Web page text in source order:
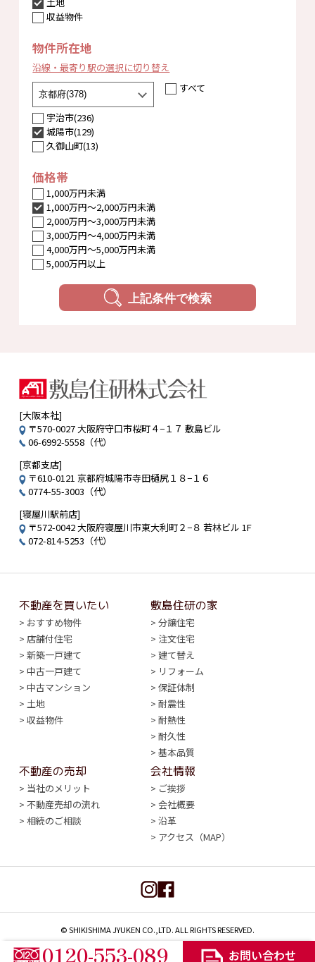
0120-553-089 お問い合わせ
土地
収益物件
物件所在地
沿線・最寄り駅の選択に切り替え
すべて
宇治市(236)
城陽市(129)
久御山町(13)
価格帯
1,000万円未満
1,000万円〜2,000万円未満
2,000万円〜3,000万円未満
3,000万円〜4,000万円未満
4,000万円〜5,000万円未満
5,000万円以上
上記条件で検索
[大阪本社]
〒570-0027 大阪府守口市桜町４−１７ 敷島ビル
06-6992-5558（代）
[京都支店]
〒610-0121 京都府城陽市寺田樋尻１８−１６
0774-55-3003（代）
[寝屋川駅前店]
〒572-0042 大阪府寝屋川市東大利町２−８ 若林ビル 1F
072-814-5253（代）
不動産を買いたい
おすすめ物件
店舗付住宅
新築一戸建て
中古一戸建て
中古マンション
土地
収益物件
敷島住研の家
分譲住宅
注文住宅
建て替え
リフォーム
保証体制
耐震性
耐熱性
耐久性
基本品質
不動産の売却
当社のメリット
不動産売却の流れ
相続のご相談
会社情報
ご挨拶
会社概要
沿革
アクセス（MAP）
© SHIKISHIMA JYUKEN CO.,LTD. ALL RIGHTS RESERVED.